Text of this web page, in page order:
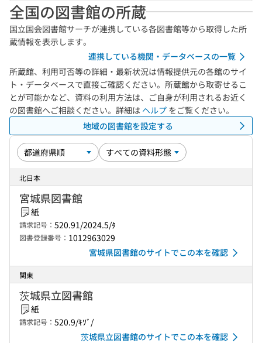
全国の図書館の所蔵
国立国会図書館サーチが連携している各図書館等から取得した所
蔵情報を表示します。
連携している機関・データベースの一覧
所蔵館、利用可否等の詳細・最新状況は情報提供元の各館のサイ
ト・データベースで直接ご確認ください。所蔵館から取寄せるこ
とが可能かなど、資料の利用方法は、ご自身が利用されるお近く
の図書館へご相談ください。詳細は ヘルプ をご覧ください。
地域の図書館を設定する
北日本
宮城県図書館
紙
請求記号： 520.91/2024.5/ﾀ
図書登録番号： 1012963029
宮城県図書館のサイトでこの本を確認
関東
茨城県立図書館
紙
請求記号： 520.9/ｷｿﾞ/
茨城県立図書館のサイトでこの本を確認